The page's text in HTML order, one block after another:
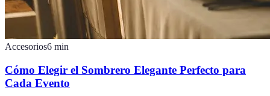
Accesorios6 min
Cómo Elegir el Sombrero Elegante Perfecto para
Cada Evento